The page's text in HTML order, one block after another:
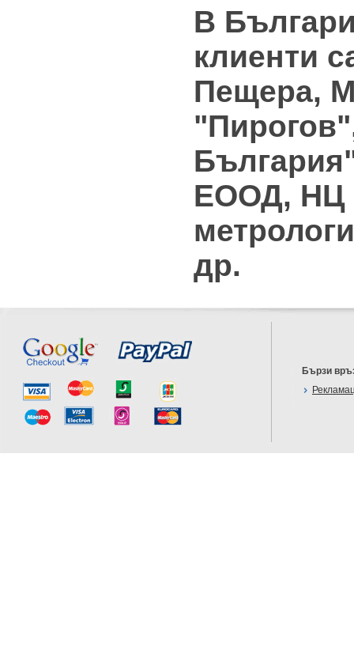
В
клиенти
Пещера,
ЕООД, НЦ
др.
Бързи